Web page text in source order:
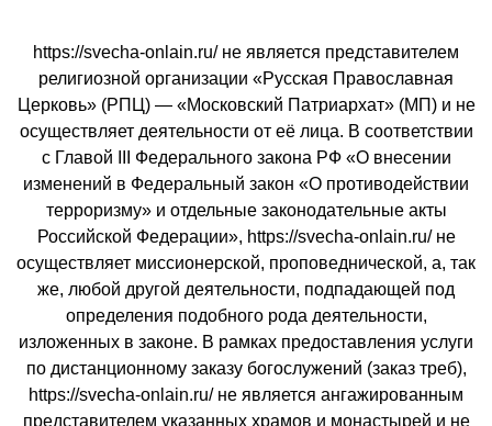
https://svecha-onlain.ru/ не является представителем
религиозной организации «Русская Православная
Церковь» (РПЦ) — «Московский Патриархат» (МП) и не
осуществляет деятельности от её лица. В соответствии
с Главой III Федерального закона РФ «О внесении
изменений в Федеральный закон «О противодействии
терроризму» и отдельные законодательные акты
Российской Федерации», https://svecha-onlain.ru/ не
осуществляет миссионерской, проповеднической, а, так
же, любой другой деятельности, подпадающей под
определения подобного рода деятельности,
изложенных в законе. В рамках предоставления услуги
по дистанционному заказу богослужений (заказ треб),
https://svecha-onlain.ru/ не является ангажированным
представителем указанных храмов и монастырей и не